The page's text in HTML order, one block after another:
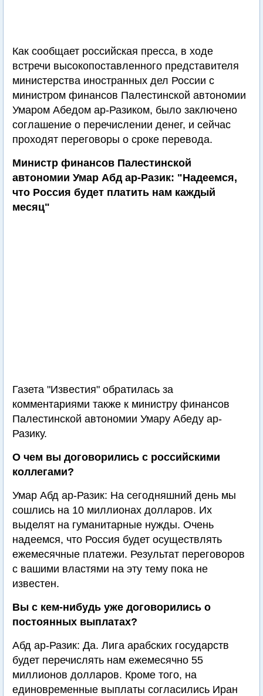
Как сообщает российская пресса, в ходе
встречи высокопоставленного представителя
министерства иностранных дел России с
министром финансов Палестинской автономии
Умаром Абедом ар-Разиком, было заключено
соглашение о перечислении денег, и сейчас
проходят переговоры о сроке перевода.
Министр финансов Палестинской
автономии Умар Абд ар-Разик: "Надеемся,
что Россия будет платить нам каждый
месяц"
Газета "Известия" обратилась за
комментариями также к министру финансов
Палестинской автономии Умару Абеду ар-
Разику.
О чем вы договорились с российскими
коллегами?
Умар Абд ар-Разик: На сегодняшний день мы
сошлись на 10 миллионах долларов. Их
выделят на гуманитарные нужды. Очень
надеемся, что Россия будет осуществлять
ежемесячные платежи. Результат переговоров
с вашими властями на эту тему пока не
известен.
Вы с кем-нибудь уже договорились о
постоянных выплатах?
Абд ар-Разик: Да. Лига арабских государств
будет перечислять нам ежемесячно 55
миллионов долларов. Кроме того, на
единовременные выплаты согласились Иран